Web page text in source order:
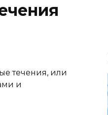
течения, или
и